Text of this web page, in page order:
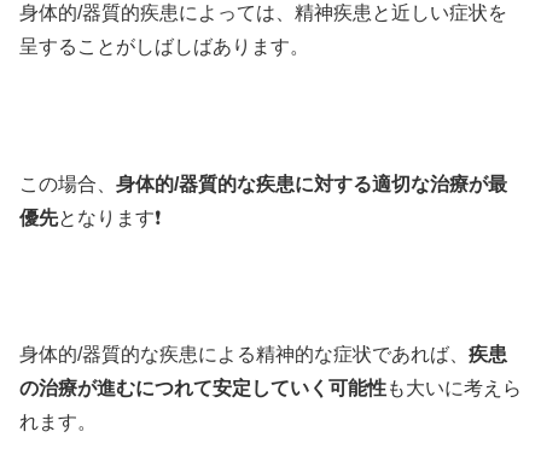
身体的/器質的疾患によっては、精神疾患と近しい症状を
呈することがしばしばあります。
この場合、 身体的/器質的な疾患に対する適切な治療が最
優先となります❗️
身体的/器質的な疾患による精神的な症状であれば、 疾患
の治療が進むにつれて安定していく可能性も大いに考えら
れます。